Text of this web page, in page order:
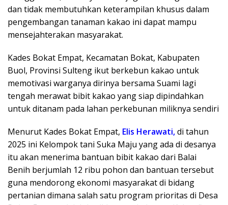
dan tidak membutuhkan keterampilan khusus dalam
pengembangan tanaman kakao ini dapat mampu
mensejahterakan masyarakat.
Kades Bokat Empat, Kecamatan Bokat, Kabupaten
Buol, Provinsi Sulteng ikut berkebun kakao untuk
memotivasi warganya dirinya bersama Suami lagi
tengah merawat bibit kakao yang siap dipindahkan
untuk ditanam pada lahan perkebunan miliknya sendiri
Menurut Kades Bokat Empat, Elis Herawati,di tahun
2025 ini Kelompok tani Suka Maju yang ada di desanya
itu akan menerima bantuan bibit kakao dari Balai
Benih berjumlah 12 ribu pohon dan bantuan tersebut
guna mendorong ekonomi masyarakat di bidang
pertanian dimana salah satu program prioritas di Desa